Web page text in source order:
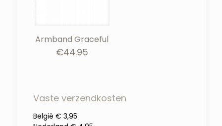
Armband Graceful
€44.95
Vaste verzendkosten
België € 3,95